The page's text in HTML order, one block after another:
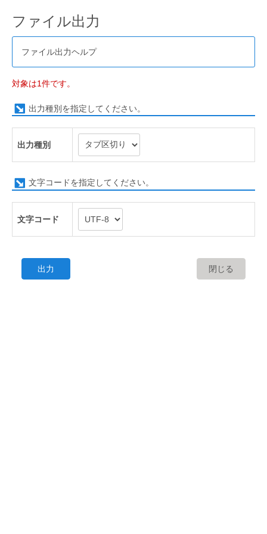
ファイル出力
ファイル出力ヘルプ
対象は1件です。
出力種別を指定してください。
出力種別
文字コードを指定してください。
文字コード